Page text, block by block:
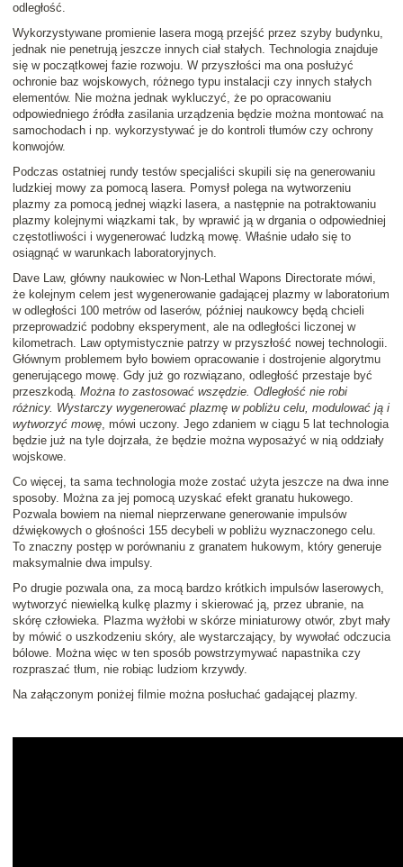
odległość.
Wykorzystywane promienie lasera mogą przejść przez szyby budynku,
jednak nie penetrują jeszcze innych ciał stałych. Technologia znajduje
się w początkowej fazie rozwoju. W przyszłości ma ona posłużyć
ochronie baz wojskowych, różnego typu instalacji czy innych stałych
elementów. Nie można jednak wykluczyć, że po opracowaniu
odpowiedniego źródła zasilania urządzenia będzie można montować na
samochodach i np. wykorzystywać je do kontroli tłumów czy ochrony
konwojów.
Podczas ostatniej rundy testów specjaliści skupili się na generowaniu
ludzkiej mowy za pomocą lasera. Pomysł polega na wytworzeniu
plazmy za pomocą jednej wiązki lasera, a następnie na potraktowaniu
plazmy kolejnymi wiązkami tak, by wprawić ją w drgania o odpowiedniej
częstotliwości i wygenerować ludzką mowę. Właśnie udało się to
osiągnąć w warunkach laboratoryjnych.
Dave Law, główny naukowiec w Non-Lethal Wapons Directorate mówi,
że kolejnym celem jest wygenerowanie gadającej plazmy w laboratorium
w odległości 100 metrów od laserów, później naukowcy będą chcieli
przeprowadzić podobny eksperyment, ale na odległości liczonej w
kilometrach. Law optymistycznie patrzy w przyszłość nowej technologii.
Głównym problemem było bowiem opracowanie i dostrojenie algorytmu
generującego mowę. Gdy już go rozwiązano, odległość przestaje być
przeszkodą. Można to zastosować wszędzie. Odległość nie robi
różnicy. Wystarczy wygenerować plazmę w pobliżu celu, modulować ją i
wytworzyć mowę, mówi uczony. Jego zdaniem w ciągu 5 lat technologia
będzie już na tyle dojrzała, że będzie można wyposażyć w nią oddziały
wojskowe.
Co więcej, ta sama technologia może zostać użyta jeszcze na dwa inne
sposoby. Można za jej pomocą uzyskać efekt granatu hukowego.
Pozwala bowiem na niemal nieprzerwane generowanie impulsów
dźwiękowych o głośności 155 decybeli w pobliżu wyznaczonego celu.
To znaczny postęp w porównaniu z granatem hukowym, który generuje
maksymalnie dwa impulsy.
Po drugie pozwala ona, za mocą bardzo krótkich impulsów laserowych,
wytworzyć niewielką kulkę plazmy i skierować ją, przez ubranie, na
skórę człowieka. Plazma wyżłobi w skórze miniaturowy otwór, zbyt mały
by mówić o uszkodzeniu skóry, ale wystarczający, by wywołać odczucia
bólowe. Można więc w ten sposób powstrzymywać napastnika czy
rozpraszać tłum, nie robiąc ludziom krzywdy.
Na załączonym poniżej filmie można posłuchać gadającej plazmy.